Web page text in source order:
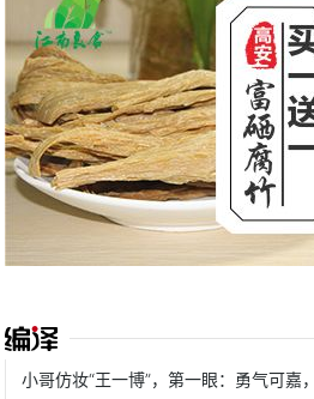
小哥仿妆“王一博”，第一眼：勇气可嘉